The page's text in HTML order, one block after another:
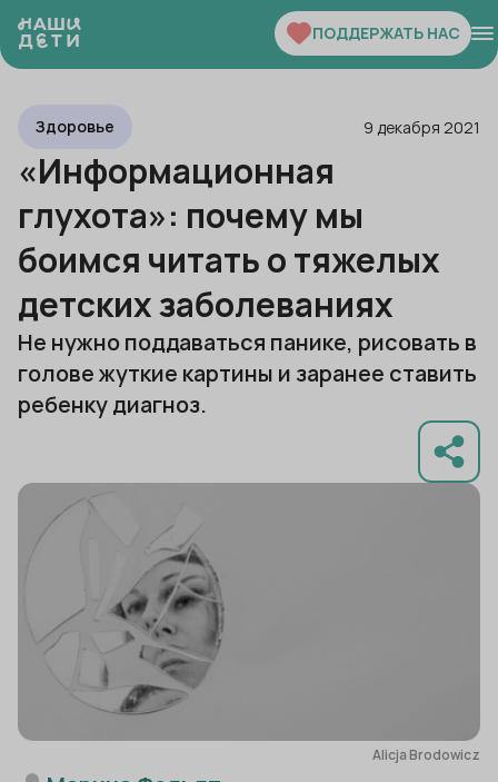
ПОДДЕРЖАТЬ НАС
Здоровье 9 декабря 2021
«Информационная
глухота»: почему мы
боимся читать о тяжелых
детских заболеваниях
Не нужно поддаваться панике, рисовать в
голове жуткие картины и заранее ставить
ребенку диагноз.
Alicja Brodowicz